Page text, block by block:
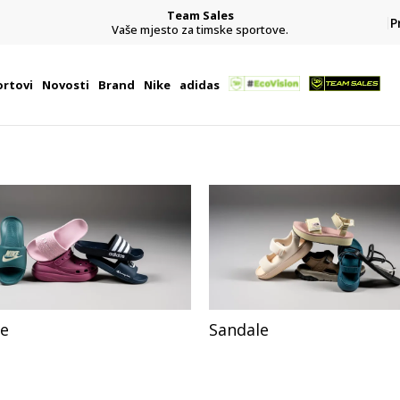
Team Sales
Vaše mjesto za timske sportove.
Novosti Brand Nike adidas
Sandale